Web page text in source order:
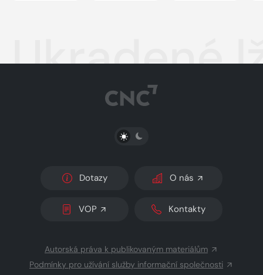
Ukradené
PŘEPNOUT SVĚTLÝ/TMAVÝ REŽIM
Dotazy O nás
VOP Kontakty
Autorská práva k publikovaným materiálům
Podmínky pro užívání služby informační společnosti